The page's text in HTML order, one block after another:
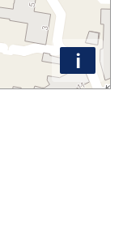
i